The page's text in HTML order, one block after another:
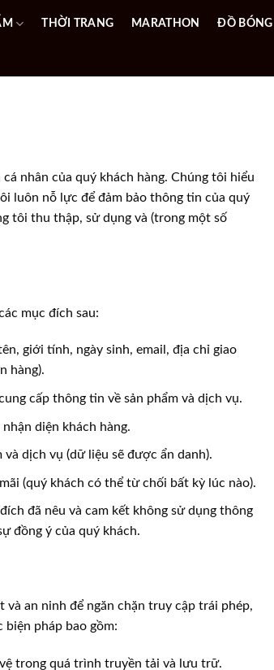
THỜI TRANG MARATHON ĐỒ
nhân của quý khách hàng. Chúng tôi hiểu
luôn nỗ lực để đảm bảo thông tin của quý
tôi thu thập, sử dụng và (trong một số
mục đích sau:
giới tính, ngày sinh, email, địa chỉ giao
hàng).
cấp thông tin về sản phẩm và dịch vụ.
diện khách hàng.
dịch vụ (dữ liệu sẽ được ẩn danh).
(quý khách có thể từ chối bất kỳ lúc nào).
đã nêu và cam kết không sử dụng thông
đồng ý của quý khách.
an ninh để ngăn chặn truy cập trái phép,
pháp bao gồm:
trong quá trình truyền tải và lưu trữ.